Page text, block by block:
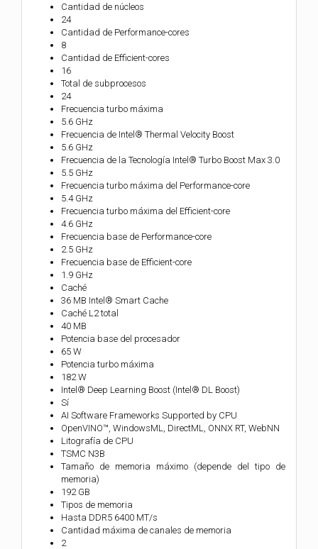
Cantidad de núcleos
24
Cantidad de Performance-cores
8
Cantidad de Efficient-cores
16
Total de subprocesos
24
Frecuencia turbo máxima
5.6 GHz
Frecuencia de Intel® Thermal Velocity Boost
5.6 GHz
Frecuencia de la Tecnología Intel® Turbo Boost Max 3.0
5.5 GHz
Frecuencia turbo máxima del Performance-core
5.4 GHz
Frecuencia turbo máxima del Efficient-core
4.6 GHz
Frecuencia base de Performance-core
2.5 GHz
Frecuencia base de Efficient-core
1.9 GHz
Caché
36 MB Intel® Smart Cache
Caché L2 total
40 MB
Potencia base del procesador
65 W
Potencia turbo máxima
182 W
Intel® Deep Learning Boost (Intel® DL Boost)
Sí
AI Software Frameworks Supported by CPU
OpenVINO™, WindowsML, DirectML, ONNX RT, WebNN
Litografía de CPU
TSMC N3B
Tamaño de memoria máximo (depende del tipo de
memoria)
192 GB
Tipos de memoria
Hasta DDR5 6400 MT/s
Cantidad máxima de canales de memoria
2